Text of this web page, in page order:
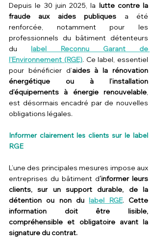
Depuis le 30 juin 2025, la lutte contre la
fraude aux aides publiques a été
renforcée, notamment pour les
professionnels du bâtiment détenteurs
du label Reconnu Garant de
l’Environnement (RGE). Ce label, essentiel
pour bénéficier d’aides à la rénovation
énergétique ou à l’installation
d’équipements à énergie renouvelable,
est désormais encadré par de nouvelles
obligations légales.
Informer clairement les clients sur le label
RGE
L’une des principales mesures impose aux
entreprises du bâtiment d’informer leurs
clients, sur un support durable, de la
détention ou non du label RGE. Cette
information doit être lisible,
compréhensible et obligatoire avant la
signature du contrat.